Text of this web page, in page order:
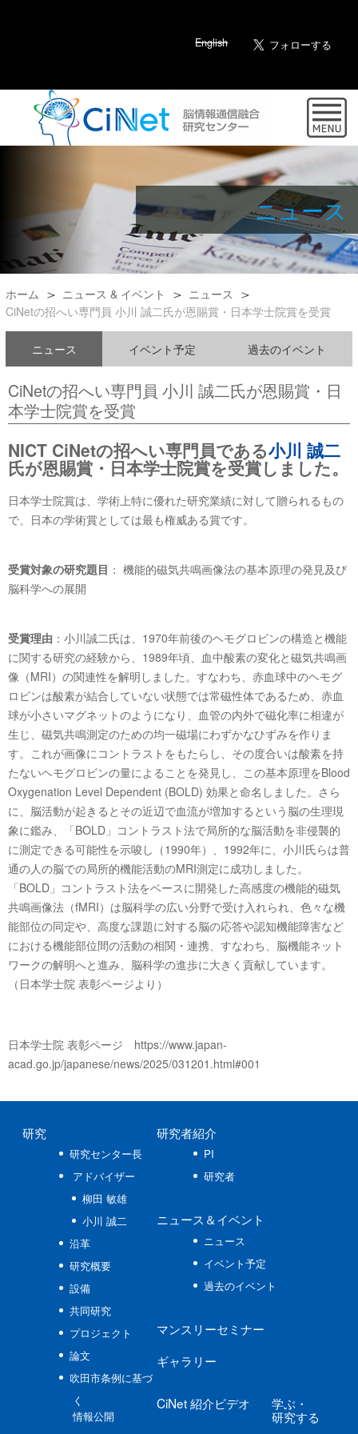
English
ニュース
ホーム ニュース & イベント
ニュース
CiNetの招へい専門員 小川 誠二氏が恩賜賞・日本学士院賞を受賞
ニュース イベント予定 過去のイベント
CiNetの招へい専門員 小川 誠二氏が恩賜賞・日
本学士院賞を受賞
NICT CiNetの招へい専門員である小川 誠二
氏が恩賜賞・日本学士院賞を受賞しました。
日本学士院賞は、学術上特に優れた研究業績に対して贈られるもの
で、日本の学術賞としては最も権威ある賞です。
受賞対象の研究題目 ： 機能的磁気共鳴画像法の基本原理の発見及び
脳科学への展開
受賞理由 ：小川誠二氏は、1970年前後のヘモグロビンの構造と機能
に関する研究の経験から、1989年頃、血中酸素の変化と磁気共鳴画
像（MRI）の関連性を解明しました。すなわち、赤血球中のヘモグ
ロビンは酸素が結合していない状態では常磁性体であるため、赤血
球が小さいマグネットのようになり、血管の内外で磁化率に相違が
生じ、磁気共鳴測定のための均一磁場にわずかなひずみを作りま
す。これが画像にコントラストをもたらし、その度合いは酸素を持
たないヘモグロビンの量によることを発見し、この基本原理をBlood
Oxygenation Level Dependent (BOLD) 効果と命名しました。さら
に、脳活動が起きるとその近辺で血流が増加するという脳の生理現
象に鑑み、「BOLD」コントラスト法で局所的な脳活動を非侵襲的
に測定できる可能性を示唆し（1990年）、1992年に、小川氏らは普
通の人の脳での局所的機能活動のMRI測定に成功しました。
「BOLD」コントラスト法をベースに開発した高感度の機能的磁気
共鳴画像法（fMRI）は脳科学の広い分野で受け入れられ、色々な機
能部位の同定や、高度な課題に対する脳の応答や認知機能障害など
における機能部位間の活動の相関・連携、すなわち、脳機能ネット
ワークの解明へと進み、脳科学の進歩に大きく貢献しています。
（日本学士院 表彰ページより）
日本学士院 表彰ページ https://www.japan-
acad.go.jp/japanese/news/2025/031201.html#001
研究
研究センター長
アドバイザー
柳田 敏雄
小川 誠二
沿革
研究概要
設備
共同研究
プロジェクト
論文
吹田市条例に基づ
く
情報公開
研究者紹介
PI
研究者
ニュース ＆イベント
ニュース
イベント予定
過去のイベント
マンスリーセミナー
ギャラリー
CiNet紹介ビデオ 学ぶ ・
研究する